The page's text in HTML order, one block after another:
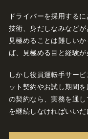
ドライバーを採用する
技術、身だしなみなどが
見極めることは難しい
ば、見極める目と経験が
しかし役員運転手サー
ット契約やお試し期間
の契約なら、実務を通
を継続しなければいいだ